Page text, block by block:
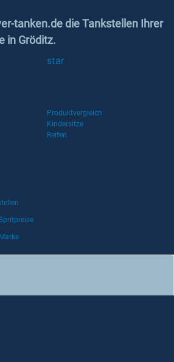
tanken.de die Tankstellen Ihrer
in Gröditz.
star
Produktvergleich
Kindersitze
Reifen